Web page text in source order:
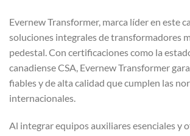
Evernew Transformer, marca líder en este
soluciones integrales de transformadores
pedestal. Con certificaciones como la
canadiense CSA, Evernew Transformer
fiables y de alta calidad que cumplen las
internacionales.
Al integrar equipos auxiliares esenciales y